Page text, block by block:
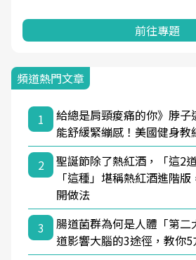
前往專題
頻道熱門文章
1
給總是肩頸痠痛的你》脖子
能舒緩緊繃感！美國健身
2
聖誕節除了熱紅酒，「這2
「這種」堪稱熱紅酒進階
開做法
3
腸道菌群為何是人體「第二
道影響大腦的3途徑，教你